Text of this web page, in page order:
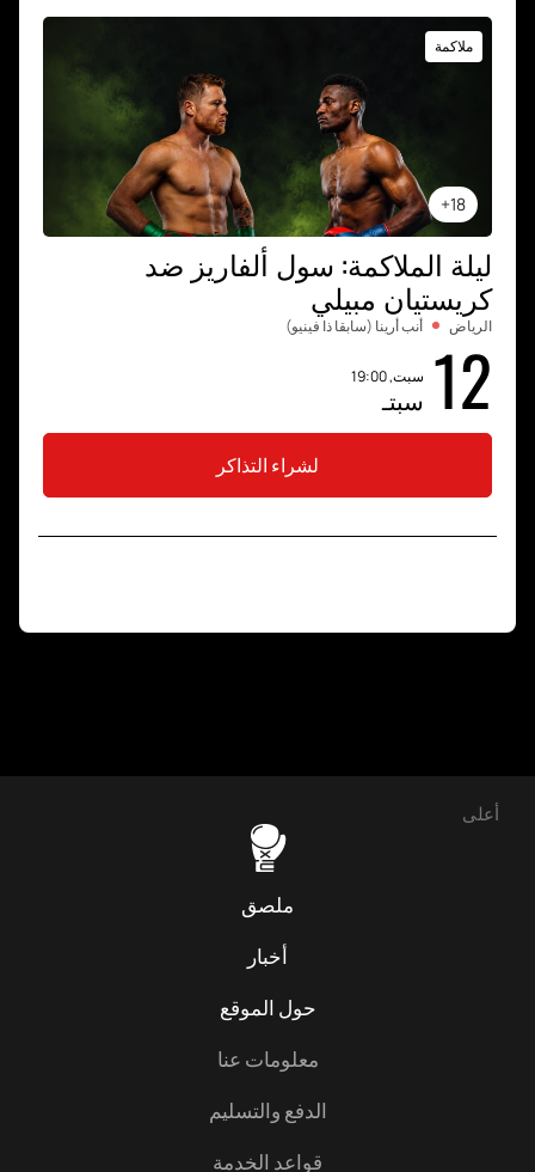
18+
ملاكمة
ليلة الملاكمة: سول ألفاريز ضد
كريستيان مبيلي
الرياض أنب أرينا (سابقا ذا فينيو)
12 سبت, 19:00
سبتـ
لشراء التذاكر
أعلى
ملصق
أخبار
حول الموقع
معلومات عنا
الدفع والتسليم
قواعد الخدمة